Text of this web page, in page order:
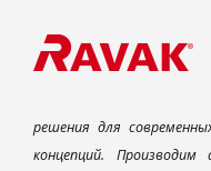
решения для
концепций.